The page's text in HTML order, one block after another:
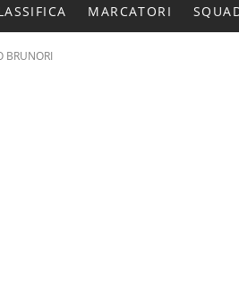
MARCATORI
BRUNORI